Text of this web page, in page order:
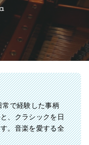
常で経験した事柄
、クラシックを日
。音楽を愛する全